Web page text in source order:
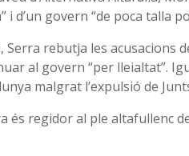
i d’un govern “de poca talla
Serra rebutja les acusacions
al govern “per lleialtat”.
malgrat l’expulsió de
és regidor al ple altafullenc